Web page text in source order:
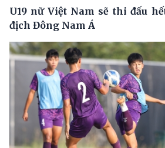
U19 nữ Việt Nam sẽ thi đấu
địch Đông Nam Á